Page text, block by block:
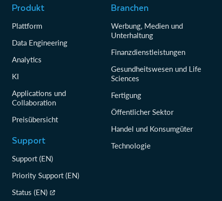
Produkt
Plattform
Data Engineering
Analytics
KI
Applications und
Collaboration
Preisübersicht
Support
Support (EN)
Priority Support (EN)
Status (EN)
Branchen
Werbung, Medien und
Unterhaltung
Finanzdienstleistungen
Gesundheitswesen und Life
Sciences
Fertigung
Öffentlicher Sektor
Handel und Konsumgüter
Technologie